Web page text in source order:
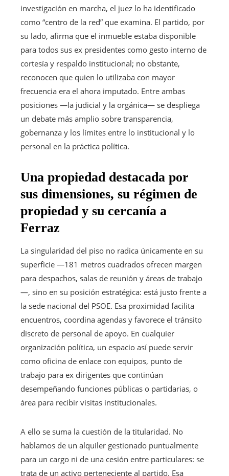
investigación en marcha, el juez lo ha identificado
como “centro de la red” que examina. El partido, por
su lado, afirma que el inmueble estaba disponible
para todos sus ex presidentes como gesto interno de
cortesía y respaldo institucional; no obstante,
reconocen que quien lo utilizaba con mayor
frecuencia era el ahora imputado. Entre ambas
posiciones —la judicial y la orgánica— se despliega
un debate más amplio sobre transparencia,
gobernanza y los límites entre lo institucional y lo
personal en la práctica política.
Una propiedad destacada por
sus dimensiones, su régimen de
propiedad y su cercanía a
Ferraz
La singularidad del piso no radica únicamente en su
superficie —181 metros cuadrados ofrecen margen
para despachos, salas de reunión y áreas de trabajo
—, sino en su posición estratégica: está justo frente a
la sede nacional del PSOE. Esa proximidad facilita
encuentros, coordina agendas y favorece el tránsito
discreto de personal de apoyo. En cualquier
organización política, un espacio así puede servir
como oficina de enlace con equipos, punto de
trabajo para ex dirigentes que continúan
desempeñando funciones públicas o partidarias, o
área para recibir visitas institucionales.
A ello se suma la cuestión de la titularidad. No
hablamos de un alquiler gestionado puntualmente
para un cargo ni de una cesión entre particulares: se
trata de un activo perteneciente al partido. Esa